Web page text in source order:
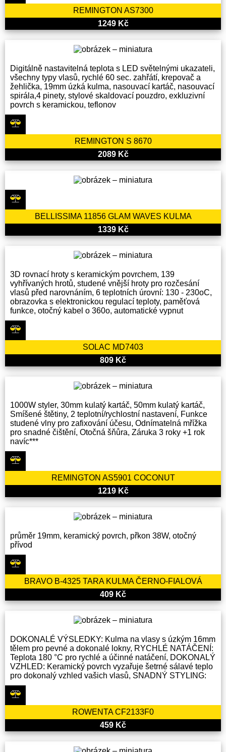
REMINGTON AS7300
1249 Kč
Digitálně nastavitelná teplota s LED světelnými ukazateli,
všechny typy vlasů, rychlé 60 sec. zahřátí, krepovač a
žehlička, 19mm úzká kulma, nasouvací kartáč, nasouvací
spirála,4 pinety, stylové skaldovací pouzdro, exkluzivní
povrch s keramickou, teflonov
REMINGTON S 8670
2089 Kč
BELLISSIMA 11856 GLAM WAVES KULMA
1339 Kč
3D rovnací hroty s keramickým povrchem, 139
vyhřívaných hrotů, studené vnější hroty pro rozčesání
vlasů před narovnáním, 6 teplotních úrovní: 130 - 230oC,
obrazovka s elektronickou regulací teploty, paměťová
funkce, otočný kabel o 360o, automatické vypnut
SOLAC MD7403
809 Kč
1000W styler, 30mm kulatý kartáč, 50mm kulatý kartáč,
Smíšené štětiny, 2 teplotní/rychlostní nastavení, Funkce
studené vlny pro zafixování účesu, Odnímatelná mřížka
pro snadné čištění, Otočná šňůra, Záruka 3 roky +1 rok
navíc***
REMINGTON AS5901 COCONUT
1219 Kč
průměr 19mm, keramický povrch, přkon 38W, otočný
přívod
BRAVO B-4325 TARA KULMA ČERNO-FIALOVÁ
409 Kč
DOKONALÉ VÝSLEDKY: Kulma na vlasy s úzkým 16mm
tělem pro pevné a dokonalé lokny, RYCHLÉ NATÁČENÍ:
Teplota 180 °C pro rychlé a účinné natáčení, DOKONALÝ
VZHLED: Keramický povrch vyzařuje šetrné sálavé teplo
pro dokonalý vzhled vašich vlasů, SNADNÝ STYLING:
ROWENTA CF2133F0
459 Kč